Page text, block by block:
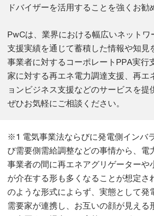
ドバイザーを活⽤することを強くお勧
PwCは、業界における幅広いネットワ
⽀援実績を通じて蓄積した情報や知⾒
事業者に対するコーポレートPPA実⾏
家に対する再エネ電⼒調達⽀援、再エ
ョンビジネス⽀援などのサービスを提
ぜひお気軽にご相談ください。
※1 電気事業法ならびに発電側インバ
び需要側需給調整などの事情から、電
事業者の間に再エネアグリゲーターや
が介在する形も多くなることが想定さ
のような形式によらず、実態として発
需要家が連携し、お互いの顔が⾒える